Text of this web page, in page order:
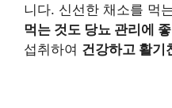
니다. 신선한 채소를 먹
먹는 것도 당뇨 관리에
섭취하여 건강하고 활기